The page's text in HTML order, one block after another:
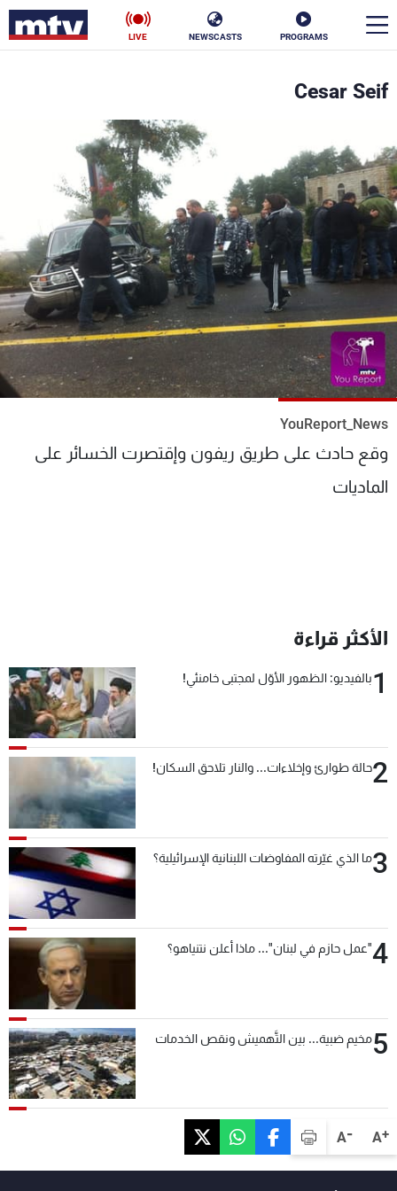
PROGRAMS
NEWSCASTS
LIVE
A+
A-
Cesar Seif
YouReport_News
وقع حادث على طريق ريفون وإقتصرت الخسائر على
الماديات
الأكثر قراءة
1بالفيديو: الظهور الأوّل لمجتبى خامنئي!
2حالة طوارئ وإخلاءات... والنار تلاحق السكان!
3ما الذي غيّرته المفاوضات اللبنانية الإسرائيلية؟
4"عمل حازم في لبنان"... ماذا أعلن نتنياهو؟
5مخيم ضبية... بين التَّهميش ونقص الخدمات
en
سياسة ناس
إقتصاد فن
منوعات رياضة
كأس العالم
البرامج
جدول البرامج
شاهد البرامج
عن MTV